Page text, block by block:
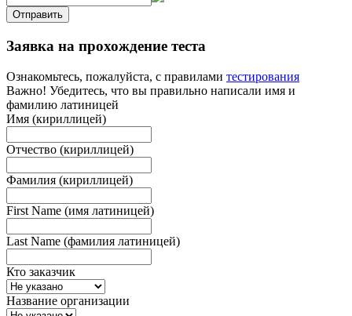
Отправить
Заявка на прохождение теста
Ознакомьтесь, пожалуйста, с правилами тестирования
Важно! Убедитесь, что вы правильно написали имя и
фамилию латиницей
Имя (кириллицей)
Отчество (кириллицей)
Фамилия (кириллицей)
First Name (имя латиницей)
Last Name (фамилия латиницей)
Кто заказчик
Название организации